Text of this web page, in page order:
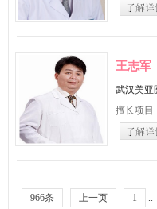
王志军
武汉美亚
擅长项目
966条 上一页 1 ..